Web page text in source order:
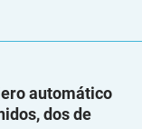
automático
dos de